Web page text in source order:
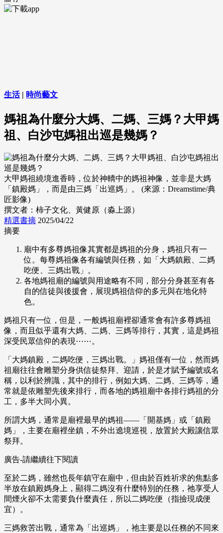
生活| 時尚藝文
媽祖為什麼分大媽、二媽、三媽？大甲媽
祖、白沙屯媽祖出巡是幾媽？
大甲媽祖繞境進香時，位於神轎中的媽祖神像，並非是大媽
「鎮殿媽」，而是由三媽「出巡媽」。 (來源：Dreamstime/典
匠影像)
撰文者：柿子文化、黃健原（淼上源）
精選書摘 2025/04/22
摘要
廟中有多尊媽祖像其實都是媽祖的分身，媽祖只有一
位。每尊媽祖像各有編號與任務，如「大媽鎮殿、二媽
吃便、三媽出戰」。
各地媽祖廟的編號與用途略有不同，部分分身甚至有各
自的信徒與後援會，展現媽祖信仰的多元與在地化特
色。
媽祖只有一位，但是，一般媽祖廟裡卻通常會有許多尊媽祖
像，而且似乎還有大媽、二媽、三媽等排行，其實，這是媽祖
深受民眾信仰的表現⋯⋯。
「大媽鎮殿，二媽吃便，三媽出戰。」媽祖僅有一位，然而媽
祖廟往往會雕塑分身供信徒祭拜、迎請，於是才賦予編號或名
稱，以利於辨識，其中的排行，例如大媽、二媽、三媽等，通
常就是依雕塑先後來排行，而各地的媽祖廟中各排行媽祖的分
工，多半大同小異。
所謂大媽，通常是廟裡最早的媽祖——「開基媽」或「鎮殿
媽」，主要在廟裡坐鎮，不外出遶境巡視，放置於大殿讓信眾
祭拜。
廣告-請繼續往下閱讀
至於二媽，雖然也長年鎮守在廟中，但由於百姓祈求的焦點多
半放在鎮殿媽身上，顯得二媽沒有什麼特別的任務，祂享受人
間煙火卻不太需要負什麼責任，所以二媽吃便（指撿現成便
宜）。
三媽救苦出戰，通常為「出巡媽」，祂主要是以任務的不同來